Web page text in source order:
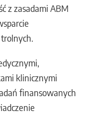
z zasadami ABM
klinicznymi
finansowanych